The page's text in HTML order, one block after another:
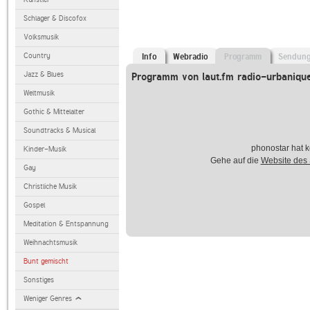
Schlager & Discofox
Volksmusik
Country
Jazz & Blues
Weltmusik
Gothic & Mittelalter
Soundtracks & Musical
Kinder-Musik
Gay
Christliche Musik
Gospel
Meditation & Entspannung
Weihnachtsmusik
Bunt gemischt
Sonstiges
Weniger Genres
Info Webradio Programm
Programm von laut.fm radio-
phonostar hat
Gehe auf die Website des